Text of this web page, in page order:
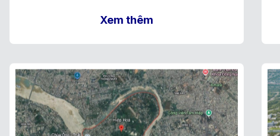
Xem thêm